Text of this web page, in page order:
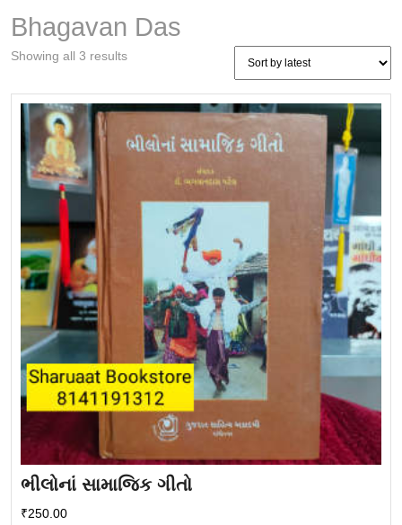
Bhagavan Das
Showing all 3 resultsSorted
latest
ભીલોનાં સામાજિક ગીતો
₹250.00